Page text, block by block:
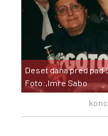
Deset dana pred pad
Foto:,Imre Sabo